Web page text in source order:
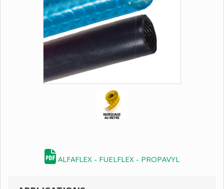
ALFAFLEX - FUELFLEX - PROPAVYL